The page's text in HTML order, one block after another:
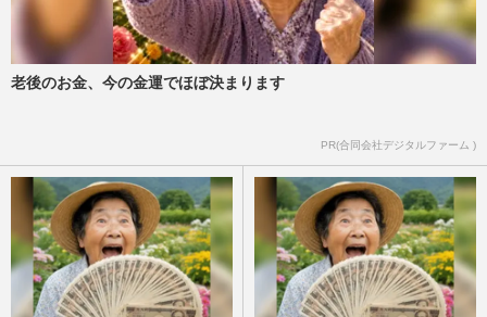
老後のお金、今の金運でほぼ決まります
PR(合同会社デジタルファーム )